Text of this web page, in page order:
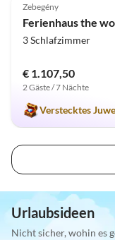
Zebegény
Ferienhaus the
3 Schlafzimmer
€ 1.107,50
2 Gäste / 7 Nächte
Verstecktes
Urlaubsideen
Nicht sicher, wohin es